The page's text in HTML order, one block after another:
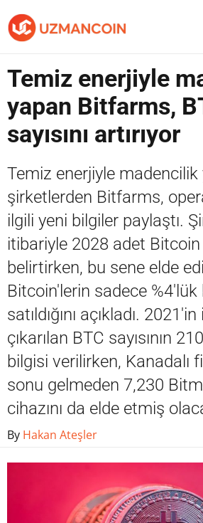
Piyasa
Soru Sor
Temiz enerjiyle
yapan Bitfarms,
sayısını artırıyor
Temiz enerjiyle madencilik
şirketlerden Bitfarms,
ilgili yeni bilgiler paylaştı.
itibariyle 2028 adet
belirtirken, bu sene elde
Bitcoin'lerin sadece %4'lük
satıldığını açıkladı.
çıkarılan BTC sayısının
bilgisi verilirken, Kanadalı
sonu gelmeden 7,230
cihazını da elde etmiş
By Hakan Ateşler